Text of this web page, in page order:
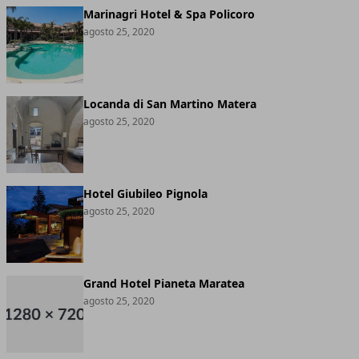
Marinagri Hotel & Spa Policoro
agosto 25, 2020
Locanda di San Martino Matera
agosto 25, 2020
Hotel Giubileo Pignola
agosto 25, 2020
Grand Hotel Pianeta Maratea
agosto 25, 2020